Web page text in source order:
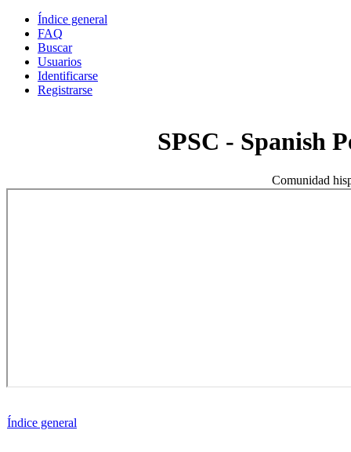
Índice general
FAQ
Buscar
Usuarios
Identificarse
Registrarse
SPSC - Spanish
Comunidad
Índice general